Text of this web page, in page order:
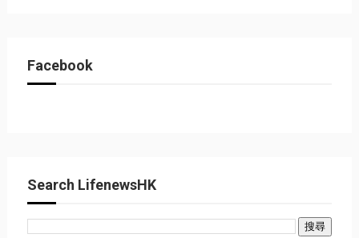
Facebook
Search LifenewsHK